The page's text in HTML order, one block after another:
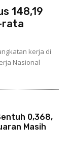
148,19
rata
kerja di
Nasional
0,368,
Masih